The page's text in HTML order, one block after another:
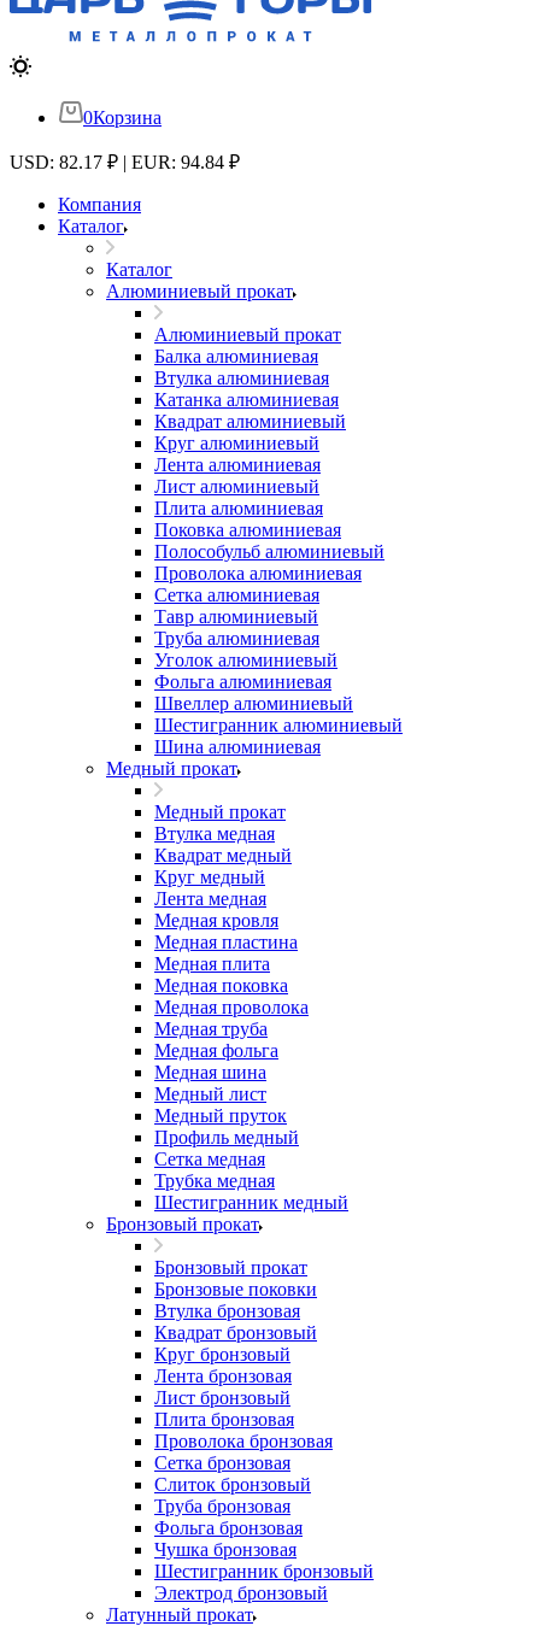
0Корзина
USD: 82.17 ₽ | EUR: 94.84 ₽
Компания
Каталог
Каталог
Алюминиевый прокат
Алюминиевый прокат
Балка алюминиевая
Втулка алюминиевая
Катанка алюминиевая
Квадрат алюминиевый
Круг алюминиевый
Лента алюминиевая
Лист алюминиевый
Плита алюминиевая
Поковка алюминиевая
Полособульб алюминиевый
Проволока алюминиевая
Сетка алюминиевая
Тавр алюминиевый
Труба алюминиевая
Уголок алюминиевый
Фольга алюминиевая
Швеллер алюминиевый
Шестигранник алюминиевый
Шина алюминиевая
Медный прокат
Медный прокат
Втулка медная
Квадрат медный
Круг медный
Лента медная
Медная кровля
Медная пластина
Медная плита
Медная поковка
Медная проволока
Медная труба
Медная фольга
Медная шина
Медный лист
Медный пруток
Профиль медный
Сетка медная
Трубка медная
Шестигранник медный
Бронзовый прокат
Бронзовый прокат
Бронзовые поковки
Втулка бронзовая
Квадрат бронзовый
Круг бронзовый
Лента бронзовая
Лист бронзовый
Плита бронзовая
Проволока бронзовая
Сетка бронзовая
Слиток бронзовый
Труба бронзовая
Фольга бронзовая
Чушка бронзовая
Шестигранник бронзовый
Электрод бронзовый
Латунный прокат